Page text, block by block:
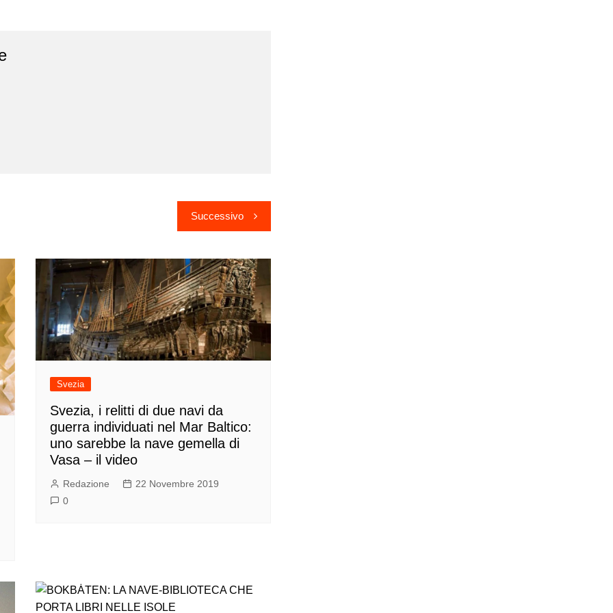
Successivo
Svezia
Svezia, i relitti di due navi da
guerra individuati nel Mar Baltico:
uno sarebbe la nave gemella di
Vasa – il video
Redazione
22 Novembre 2019
0